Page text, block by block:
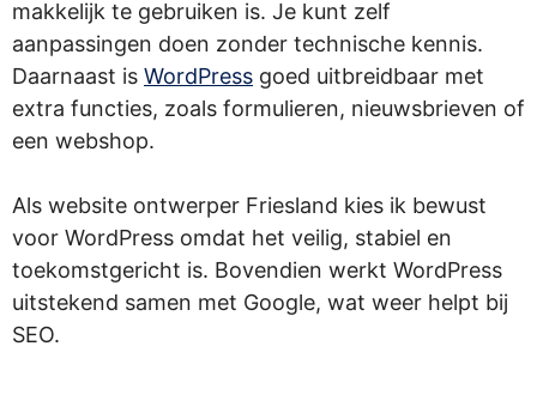
makkelijk te gebruiken is. Je kunt zelf
aanpassingen doen zonder technische kennis.
Daarnaast is WordPress goed uitbreidbaar met
extra functies, zoals formulieren, nieuwsbrieven of
een webshop.
Als website ontwerper Friesland kies ik bewust
voor WordPress omdat het veilig, stabiel en
toekomstgericht is. Bovendien werkt WordPress
uitstekend samen met Google, wat weer helpt bij
SEO.